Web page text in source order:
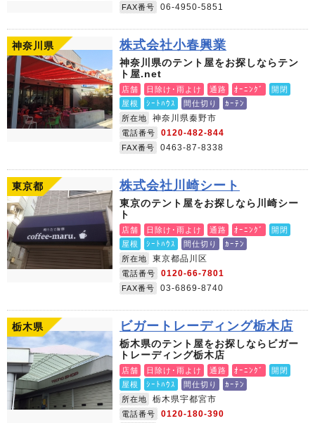
FAX番号 06-4950-5851
神奈川県 株式会社小春興業
神奈川県のテント屋をお探しならテン
ト屋.net
店舗 日除け･雨よけ 通路 ｵｰﾆﾝｸﾞ
開閉
屋根
ｼｰﾄﾊｳｽ 間仕切り
ｶｰﾃﾝ
所在地
神奈川県秦野市
電話番号 0120-482-844
FAX番号 0463-87-8338
東京都 株式会社川崎シート
東京のテント屋をお探しなら川崎シー
ト
店舗 日除け･雨よけ 通路 ｵｰﾆﾝｸﾞ
開閉
屋根
ｼｰﾄﾊｳｽ 間仕切り
ｶｰﾃﾝ
所在地
東京都品川区
電話番号 0120-66-7801
FAX番号 03-6869-8740
栃木県 ビガートレーディング栃木店
栃木県のテント屋をお探しならビガー
トレーディング栃木店
店舗 日除け･雨よけ 通路 ｵｰﾆﾝｸﾞ
開閉
屋根
ｼｰﾄﾊｳｽ 間仕切り
ｶｰﾃﾝ
所在地
栃木県宇都宮市
電話番号 0120-180-390